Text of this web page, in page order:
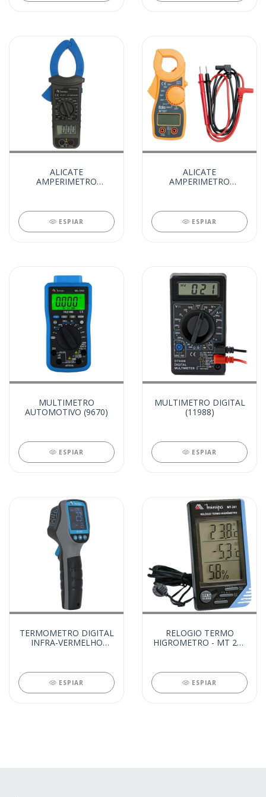
ALICATE
AMPERIMETRO
ESPIAR
ALICATE
AMPERIMETRO
ESPIAR
MULTIMETRO
AUTOMOTIVO (9670)
ESPIAR
MULTIMETRO DIGITAL
(11988)
ESPIAR
TERMOMETRO DIGITAL
INFRA-VERMELHO
ESPIAR
RELOGIO TERMO
HIGROMETRO - MT 241
ESPIAR